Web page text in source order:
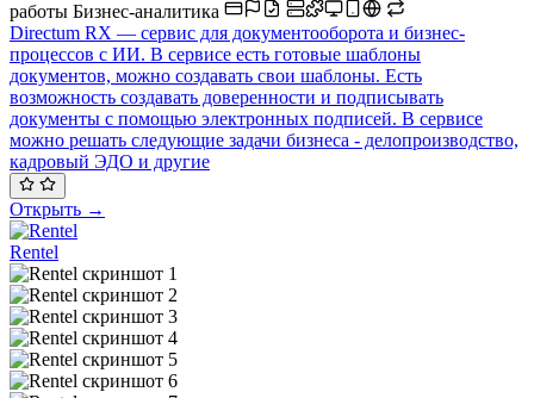
работы Бизнес-аналитика
Directum RX — сервис для документооборота и бизнес-
процессов с ИИ. В сервисе есть готовые шаблоны
документов, можно создавать свои шаблоны. Есть
возможность создавать доверенности и подписывать
документы с помощью электронных подписей. В сервисе
можно решать следующие задачи бизнеса - делопроизводство,
кадровый ЭДО и другие
Открыть →
Rentel